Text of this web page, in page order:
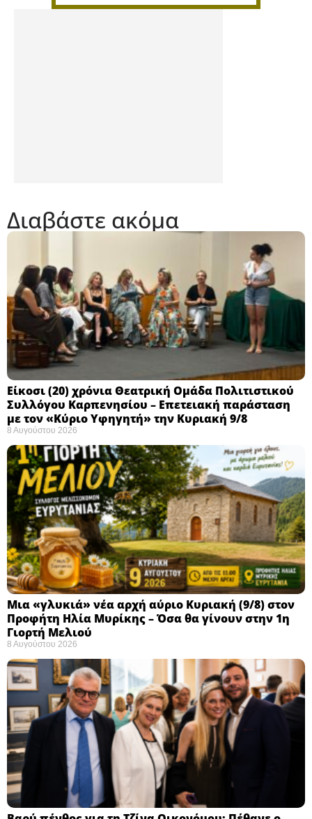
Διαβάστε ακόμα
Eίκοσι (20) χρόνια Θεατρική Ομάδα Πολιτιστικού
Συλλόγου Καρπενησίου – Επετειακή παράσταση
με τον «Κύριο Υφηγητή» την Κυριακή 9/8
8 Αυγούστου 2026
Μια «γλυκιά» νέα αρχή αύριο Κυριακή (9/8) στον
Προφήτη Ηλία Μυρίκης – Όσα θα γίνουν στην 1η
Γιορτή Μελιού
8 Αυγούστου 2026